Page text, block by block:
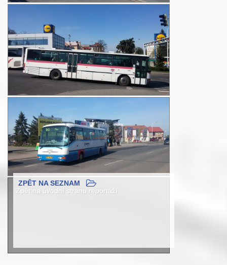
Zpět na úvodní stranu reportáží
ZPĚT NA SEZNAM